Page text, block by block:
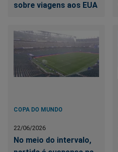
sobre viagens aos EUA
COPA DO MUNDO
22/06/2026
No meio do intervalo,